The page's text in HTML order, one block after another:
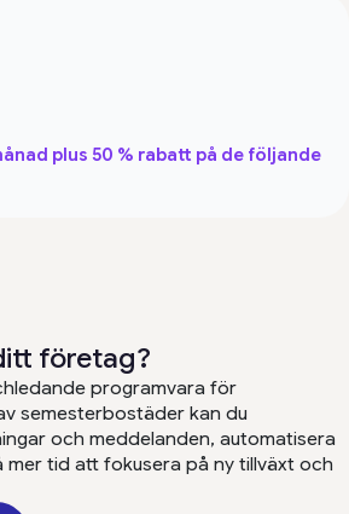
plus 50 % rabatt på de följande
företag?
programvara för
semesterbostäder kan du
och meddelanden, automatisera
mer tid att fokusera på ny tillväxt och